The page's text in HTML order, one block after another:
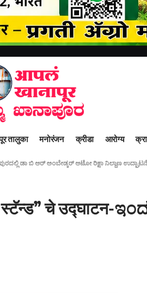
तालुका मनोरंजन क्रीडा आरोग्य
ಡಾ ಬಿ ಆರ್ ಅಂಬೇಡ್ಕರ್ ಆಟೋ ರಿಕ್ಷಾ ನಿಲ್ದಾಣ
स्टॅन्ड” चे उद्घाटन-